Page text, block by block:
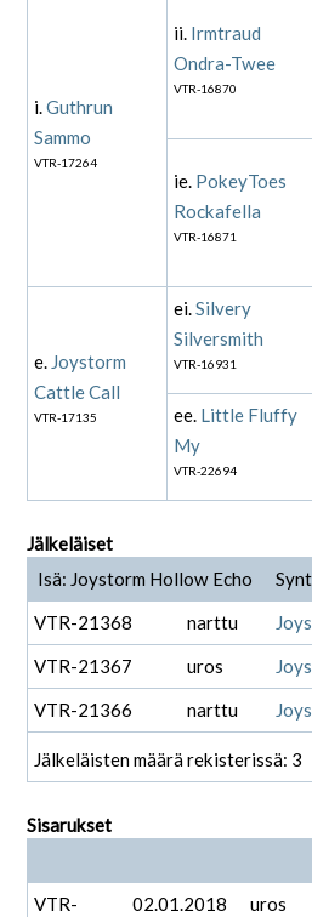
i.Guthrun
Sammo
VTR-17264
ii. Irmtraud
Ondra-Twee
VTR-16870
ie. PokeyToes
Rockafella
VTR-16871
e. Joystorm
Cattle Call
VTR-17135
ei.Silvery
Silversmith
VTR-16931
ee. Little Fluffy
My
VTR-22694
Jälkeläiset
Isä: Joystorm Hollow Echo
VTR-21368
narttu
VTR-21367
uros
VTR-21366
narttu
Jälkeläisten määrä rekisterissä: 3
Sisarukset
VTR-
02.01.2018 uros